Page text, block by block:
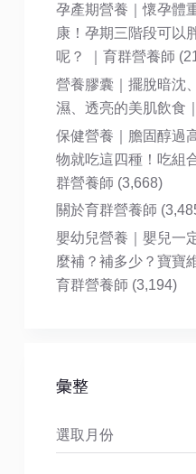
孕產期營養｜懷孕體
康！孕期三階段可以
呢？ ｜育群營養師
營養膠囊｜擺脫暗沈
濕、透亮的美肌飲食
保健營養｜膽固醇過
物就吃這四種！吃組
群營養師 (3,668)
關於育群營養師
嬰幼兒營養｜嬰兒一
麼補？補多少？寶寶
育群營養師 (3,194)
彙整
彙